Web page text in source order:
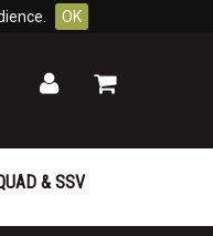
OK
Mon
Mon
& SSV